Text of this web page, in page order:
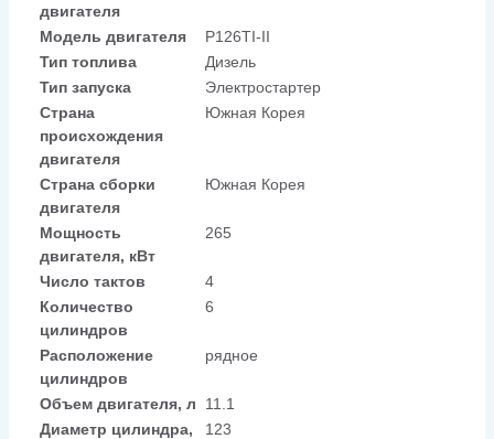
двигателя
Модель двигателя
P126TI-II
Тип топлива
Дизель
Тип запуска
Электростартер
Страна
происхождения
двигателя
Южная Корея
Страна сборки
двигателя
Южная Корея
Мощность
двигателя, кВт
265
Число тактов
4
Количество
цилиндров
6
Расположение
цилиндров
рядное
Объем двигателя, л
11.1
Диаметр цилиндра,
123